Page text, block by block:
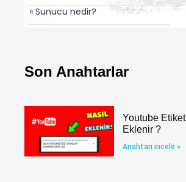
» Sunucu nedir?
Son Anahtarlar
Youtube Etiket
Eklenir ?
Anahtarı incele »